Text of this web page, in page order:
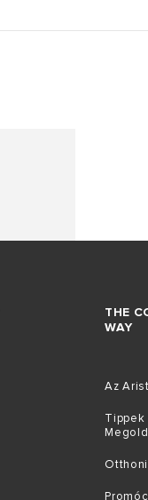
THE
WAY
Az
Tippek